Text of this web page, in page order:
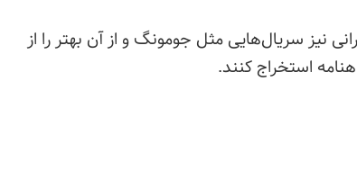
نیز سریال‌هایی مثل جومونگ و از آن بهتر را از
استخراج کنند.